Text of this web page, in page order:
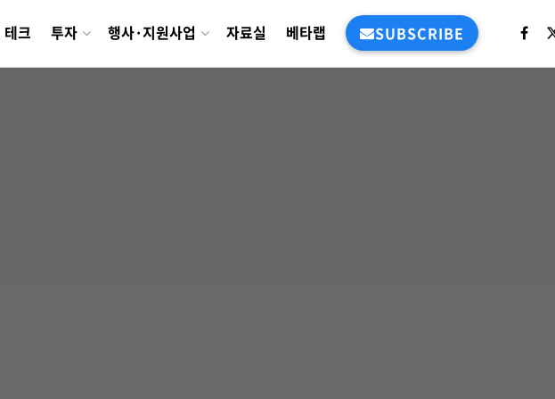
테크 투자 행사·지원사업 자료실 베타랩 SUBSCRIBE